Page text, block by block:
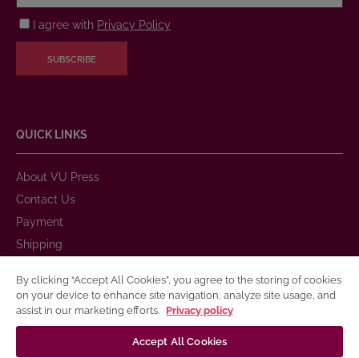
I agree with Privacy Policy
SUBSCRIBE
QUICK LINKS
About VU Press
Contact Us
Payment
Shipping
Purchase Rules
Privacy Policy
By clicking “Accept All Cookies”, you agree to the storing of cookies
on your device to enhance site navigation, analyze site usage, and
assist in our marketing efforts. Privacy policy
Accept All Cookies